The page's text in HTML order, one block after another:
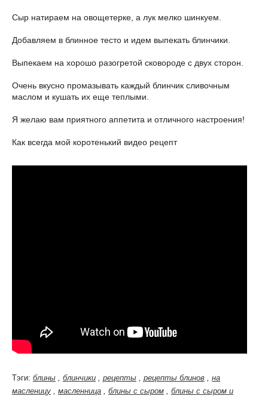
Сыр натираем на овощетерке, а лук мелко шинкуем.
Добавляем в блинное тесто и идем выпекать блинчики.
Выпекаем на хорошо разогретой сковороде с двух сторон.
Очень вкусно промазывать каждый блинчик сливочным
маслом и кушать их еще теплыми.
Я желаю вам приятного аппетита и отличного настроения!
Как всегда мой коротенький видео рецепт
Тэги: блины , блинчики , рецепты , рецепты блинов , на
масленицу , масленница , блины с сыром , блины с сыром и